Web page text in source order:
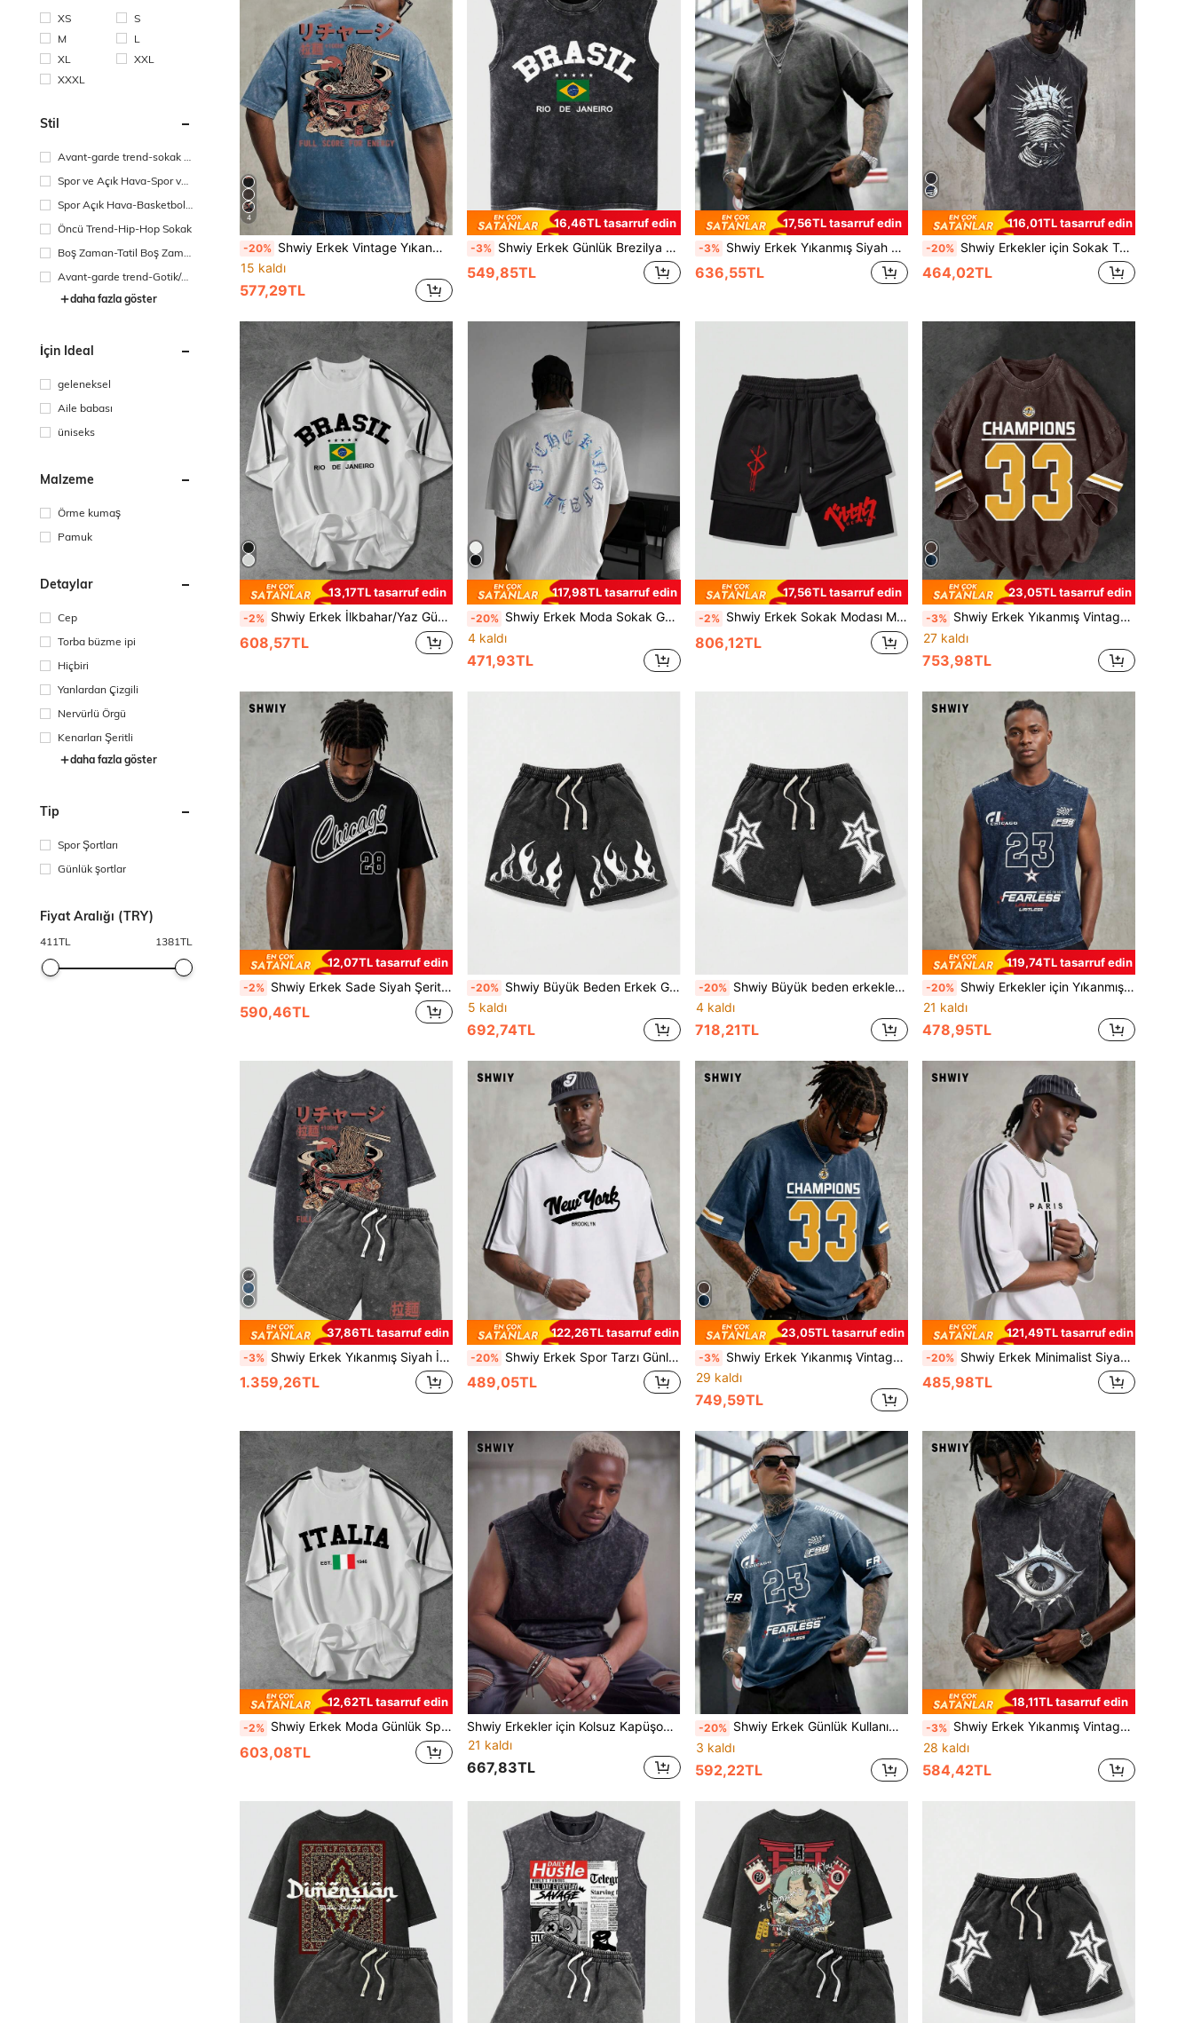
XS
S
M
L
XL
XXL
XXXL
Stil
Avant-garde trend-sokak r
Spor ve Açık Hava-Spor ve
Spor Açık Hava-Basketbol
Öncü Trend-Hip-Hop Sokak
Boş Zaman-Tatil Boş Zama
Avant-garde trend-Gotik/P
unkdaha fazla göster
İçin Ideal
geleneksel
Aile babası
üniseks
Malzeme
Örme kumaş
Pamuk
Detaylar
Cep
Torba büzme ipi
Hiçbiri
Yanlardan Çizgili
Nervürlü Örgü
Kenarları Şeritli
daha fazla göster
Tip
Spor Şortları
Günlük şortlar
Fiyat Aralığı (TRY)
411TL 1381TL
4
-20% Shwiy Erkek Vintage Yıkanmış Ramen Baskılı Çizgi Film Harf Grafikli Kısa Kollu Tişört, Günlük Sokak Giyim
15 kaldı
577,29TL
16,46TL tasarruf edin
-3% Shwiy Erkek Günlük Brezilya Baskılı Yıkanmış Vintage Görünümlü Siyah Minimalist Harf Grafikli Kolsuz Atlet, Günlük Kullanıma Uygun, Erkek Arkadaşa Hediye
549,85TL
17,56TL tasarruf edin
-3% Shwiy Erkek Yıkanmış Siyah Kısa Kollu Tişört, Minimalist Distopik Stil, Günlük, Okul, Günlük Giyim, Emo ve 2000'ler Stili İçin Uygun
636,55TL
116,01TL tasarruf edin
-20% Shwiy Erkekler için Sokak Tarzı Yıkanmış Siyah Kolsuz Punk Rock Metal Grup Grafik Baskılı Atlet, Slim Fit, Günlük Kullanıma Uygun, İlkbahar/Yaz
464,02TL
13,17TL tasarruf edin
-2% Shwiy Erkek İlkbahar/Yaz Günlük Siyah Kurdeleli Bol Kesim Kısa Kollu Tişört, Brezilya Bayrağı ve Harf Baskılı, Okul, Günlük Giyim, Erkek Arkadaş Hediyesi İçin Uygun
608,57TL
117,98TL tasarruf edin
-20% Shwiy Erkek Moda Sokak Gotik Harf Baskılı Bisiklet Yaka Siyah Kısa Kollu Minimalist Renkli Efektli Desenli Tişört İlkbahar Yaz Günlük Günlük Giyim Sokak Stili Erkek Arkadaş Hediyesi
4 kaldı
471,93TL
17,56TL tasarruf edin
-2% Shwiy Erkek Sokak Modası Minimalist Grafik Baskılı İpli Pantolon, 2'si 1 Arada Patchwork Kırmızı Baskılı Cepli Günlük Spor Fitness Koşu Şortu
806,12TL
23,05TL tasarruf edin
-3% Shwiy Erkek Yıkanmış Vintage Görünümlü Üniversite Sporları 33 Rakam Baskılı Kısa Kollu Tişört, Günlük Rahat Giyim İçin Minimalist Grafik Tişört, Siyah
27 kaldı
753,98TL
12,07TL tasarruf edin
-2% Shwiy Erkek Sade Siyah Şerit Grafik 28 Chicago Baskılı Kısa Kollu Tişört, Okul ve Günlük Kullanım İçin Rahat Sokak Giyim
590,46TL
-20% Shwiy Büyük Beden Erkek Günlük Kullanım İçin Eskitilmiş Alev Desenli Şort, Minimalist Desen, Okul ve Günlük Giyime Uygun
5 kaldı
692,74TL
-20% Shwiy Büyük beden erkekler için, minimalist yıldız ve nokta desenli, yıkanmış siyah günlük şort, günlük kullanım için uygundur.
4 kaldı
718,21TL
119,74TL tasarruf edin
-20% Shwiy Erkekler için Yıkanmış Vintage Görünümlü, Günlük Kullanıma ve Sokak Stiline Uygun, Chicago Baskılı, 23 Numaralı ve Yıldız Grafikli, Siyah, Minimalist, Yarışçı Sırtlı Atlet, İlkbahar/Yaz Sezonu İçin İdeal
21 kaldı
478,95TL
37,86TL tasarruf edin
-3% Shwiy Erkek Yıkanmış Siyah İpli Şort Takımı, Ramen Baskılı Günlük Grafik Tişört, İlkbahar/Yaz Günlük Giyim İçin Uygun, Anime/Manga Hayranı Hediyesi, Sokak Giyim Tarzı
1.359,26TL
122,26TL tasarruf edin
-20% Shwiy Erkek Spor Tarzı Günlük Siyah Şeritli Kısa Kollu Tişört, New York Brooklyn Yazı Baskılı, Okul ve Boş Zaman Giyimi İçin Uygun, Beyaz Tişört Sokak Modası
489,05TL
23,05TL tasarruf edin
-3% Shwiy Erkek Yıkanmış Vintage Görünümlü Üniversite Sporları 33 Rakam Baskılı Kısa Kollu Tişört, Günlük Rahat Giyim İçin Minimalist Grafik Tişört, Siyah
29 kaldı
749,59TL
121,49TL tasarruf edin
-20% Shwiy Erkek Minimalist Siyah Kurdeleli Kısa Kollu Tişört, Paris Çizgili ve Harf Baskılı, İlkbahar/Yaz Spor, Okul ve Günlük Giyim İçin Uygundur
485,98TL
12,62TL tasarruf edin
-2% Shwiy Erkek Moda Günlük Spor Kısa Kollu Tişört, Milli Bayrak Baskılı Desen, Siyah Çizgili, Siyah Beyaz, İlkbahar/Yaz, Okul, Günlük Giyim, Sokak Giyim İçin Uygun
603,08TL
Shwiy Erkekler için Kolsuz Kapüşonlu Punk Rock Grup Tişörtü, Eskitilmiş Yıkama Efekti, Müzik Festivalleri ve Konserler İçin Uygun
21 kaldı
667,83TL
-20% Shwiy Erkek Günlük Kullanım İçin Yıkanmış Vintage Görünümlü Kısa Kollu Tişört, Yarış Temalı Baskılı, Chicago 23 Numaralı Yıldız Grafiği, İlkbahar/Yaz Mevsimi İçin Uygun.
3 kaldı
592,22TL
18,11TL tasarruf edin
-3% Shwiy Erkek Yıkanmış Vintage Görünümlü Kolsuz Atlet, Metal Punk Göz Baskılı, Minimalist Moda Günlük Siyah Atlet, İlkbahar/Yaz Sokak Giyimi İçin Uygun
28 kaldı
584,42TL